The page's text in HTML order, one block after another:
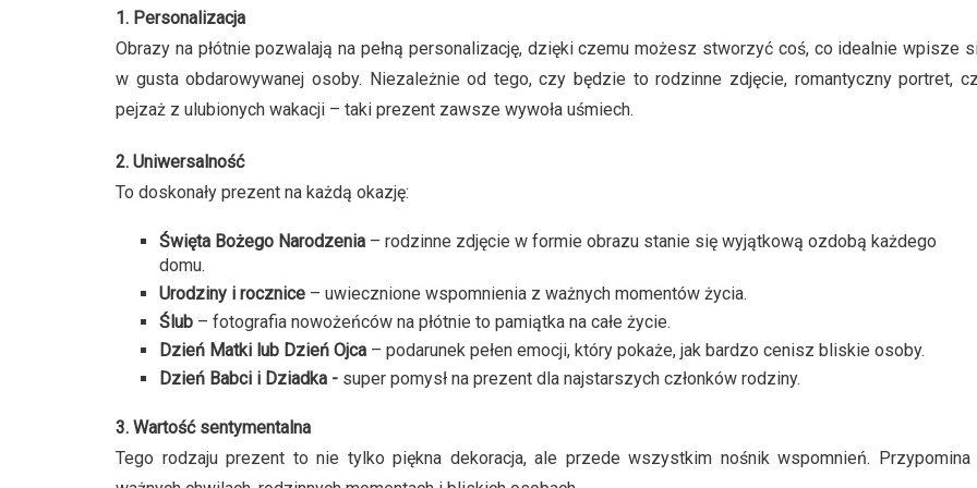
1. Personalizacja
Obrazy na płótnie pozwalają na pełną personalizację, dzięki czemu możesz stworzyć coś, co idealnie wpisze
w gusta obdarowywanej osoby. Niezależnie od tego, czy będzie to rodzinne zdjęcie, romantyczny portret,
pejzaż z ulubionych wakacji – taki prezent zawsze wywoła uśmiech.
2. Uniwersalność
To doskonały prezent na każdą okazję:
Święta Bożego Narodzenia – rodzinne zdjęcie w formie obrazu stanie się wyjątkową ozdobą każdego
domu.
Urodziny i rocznice – uwiecznione wspomnienia z ważnych momentów życia.
Ślub – fotografia nowożeńców na płótnie to pamiątka na całe życie.
Dzień Matki lub Dzień Ojca – podarunek pełen emocji, który pokaże, jak bardzo cenisz bliskie osoby.
Dzień Babci i Dziadka - super pomysł na prezent dla najstarszych członków rodziny.
3. Wartość sentymentalna
Tego rodzaju prezent to nie tylko piękna dekoracja, ale przede wszystkim nośnik wspomnień. Przypomina